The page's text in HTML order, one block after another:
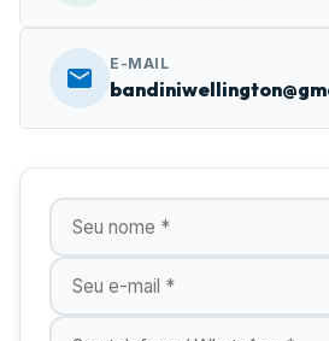
E-MAIL
Nome
E-mail
Telefone